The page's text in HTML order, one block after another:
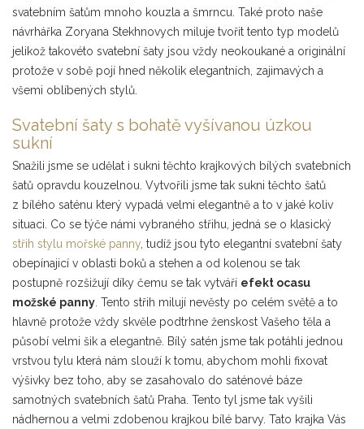
svatebním šatům mnoho kouzla a šmrncu. Také proto naše
návrhářka Zoryana Stekhnovych miluje tvořit tento typ modelů
jelikož takovéto svatební šaty jsou vždy neokoukané a originální
protože v sobě pojí hned několik elegantních, zajimavých a
všemi oblíbených stylů.
Svatební šaty s bohatě vyšívanou úzkou
sukní
Snažili jsme se udělat i sukni těchto krajkových bílých svatebních
šatů opravdu kouzelnou. Vytvořili jsme tak sukni těchto šatů
z bílého saténu který vypadá velmi elegantně a to v jaké koliv
situaci. Co se týče námi vybraného střihu, jedná se o klasický
střih stylu mořské panny , tudíž jsou tyto elegantní svatební šaty
obepínajicí v oblasti boků a stehen a od kolenou se tak
postupně rozšižují díky čemu se tak vytváří efekt ocasu
možské panny . Tento střih milují nevěsty po celém světě a to
hlavně protože vždy skvěle podtrhne ženskost Vašeho těla a
působí velmi šik a elegantně. Bílý satén jsme tak potáhli jednou
vrstvou tylu která nám slouží k tomu, abychom mohli fixovat
výšivky bez toho, aby se zasahovalo do saténové báze
samotných svatebních šatů Praha. Tento tyl jsme tak vyšili
nádhernou a velmi zdobenou krajkou bílé barvy. Tato krajka Vás